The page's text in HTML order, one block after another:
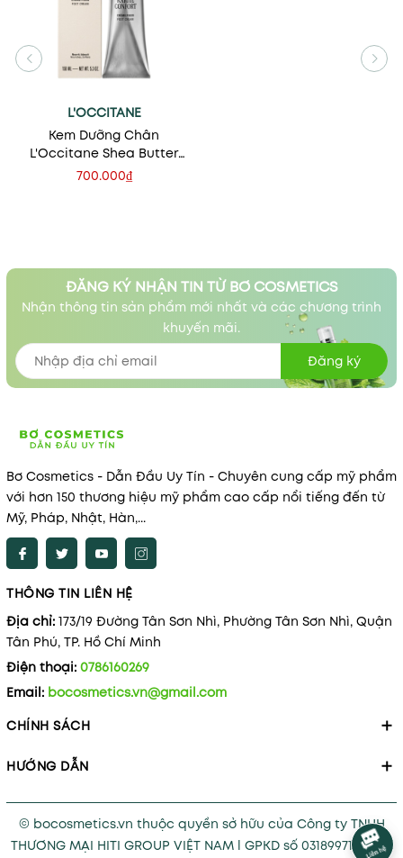
L'OCCITANE
Kem Dưỡng Chân
L'Occitane Shea Butter
Foot Cream Karité Confort
700.000₫
ĐĂNG KÝ NHẬN TIN TỪ BƠ COSMETICS
Nhận thông tin sản phẩm mới nhất và các chương trình
khuyến mãi.
Đăng ký
Bơ Cosmetics - Dẫn Đầu Uy Tín - Chuyên cung cấp mỹ phẩm
với hơn 150 thương hiệu mỹ phẩm cao cấp nổi tiếng đến từ
Mỹ, Pháp, Nhật, Hàn,...
THÔNG TIN LIÊN HỆ
Địa chỉ: 173/19 Đường Tân Sơn Nhì, Phường Tân Sơn Nhì, Quận
Tân Phú, TP. Hồ Chí Minh
Điện thoại: 0786160269
Email: bocosmetics.vn@gmail.com
CHÍNH SÁCH
HƯỚNG DẪN
© bocosmetics.vn thuộc quyền sở hữu của Công ty TNHH
THƯƠNG MẠI HITI GROUP VIỆT NAM l GPKD số 0318997121 cấp